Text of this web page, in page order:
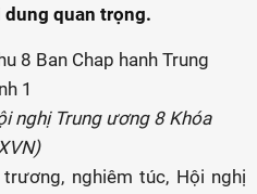
dung quan trọng.
nghị Trung ương 8 Khóa
nghiêm túc, Hội nghị